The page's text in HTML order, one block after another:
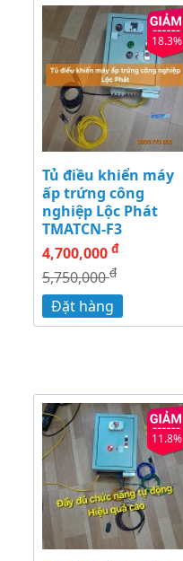
18.3%
Tủ điều khiển máy
ấp trứng công
nghiệp Lộc Phát
TMATCN-F3
4,700,000 đ
5,750,000đ
Đặt hàng
11.8%